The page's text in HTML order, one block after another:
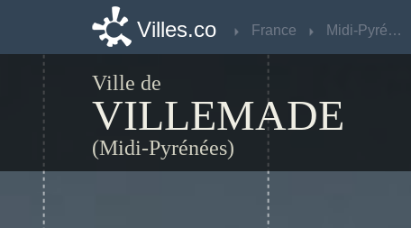
Villes.co France Midi-Pyrénées
Ville de
VILLEMADE
(Midi-Pyrénées)
Villes.co France Midi-Pyrénées